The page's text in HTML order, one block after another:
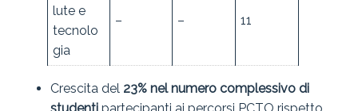
lute e
tecnolo
gia
– – 11
Crescita del 23% nel numero complessivo di